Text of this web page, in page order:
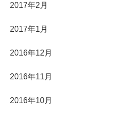
2017年2月
2017年1月
2016年12月
2016年11月
2016年10月